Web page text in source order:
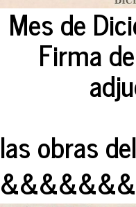
Mes de
Firma
las obras